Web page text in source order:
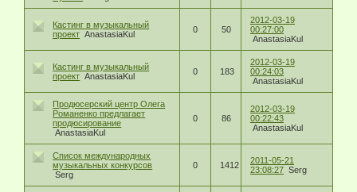
Кастинг в музыкальный
проект AnastasiaKul 0 50
2012-03-19
00:27:00
AnastasiaKul
Кастинг в музыкальный
проект AnastasiaKul 0 183
2012-03-19
00:24:03
AnastasiaKul
Продюсерский центр Олега
Романенко предлагает
продюсирование
AnastasiaKul
0 86
2012-03-19
00:22:43
AnastasiaKul
Список международных
музыкальных конкурсов
Serg
0 1412
2011-05-21
23:08:27 Serg